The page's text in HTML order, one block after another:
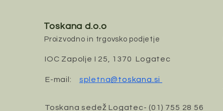
Toskana d.o.o
Proizvodno in trgovsko podjetje
IOC Zapolje I 25, 1370 Logatec
E-mail: spletna@toskana.si
Toskana sedež Logatec-(01) 755 28 56